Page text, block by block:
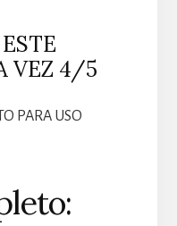
VEZ 4/5
PARA USO